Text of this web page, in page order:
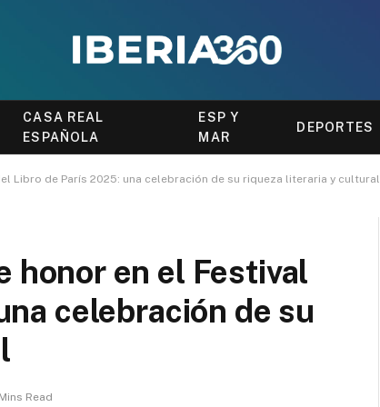
CASA REAL
ESPAÑOLA
ESP Y
MAR
DEPORTES
Libro de París 2025: una celebración de su riqueza literaria y cultural
honor en el Festival
celebración de su
Read